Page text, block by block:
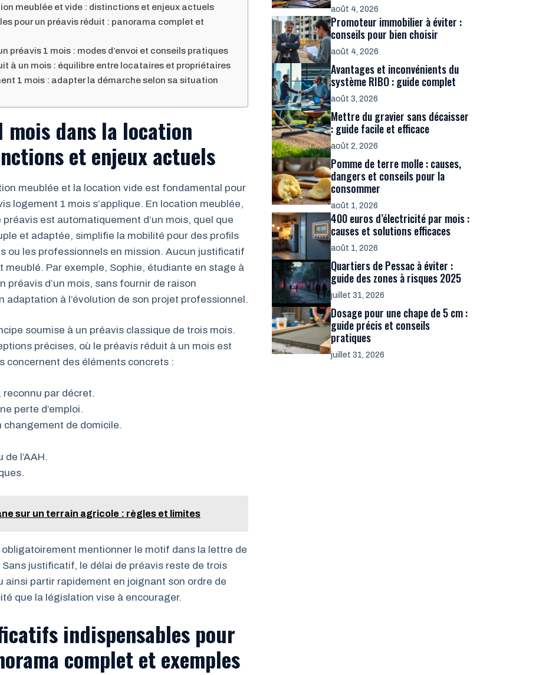
meublée et vide : distinctions et enjeux actuels
pour un préavis réduit : panorama complet et
préavis 1 mois : modes d’envoi et conseils pratiques
à un mois : équilibre entre locataires et propriétaires
1 mois : adapter la démarche selon sa situation
mois dans la location
et enjeux actuels
meublée et la location vide est fondamental pour
logement 1 mois s’applique. En location meublée,
est automatiquement d’un mois, quel que
et adaptée, simplifie la mobilité pour des profils
ou les professionnels en mission. Aucun justificatif
meublé. Par exemple, Sophie, étudiante en stage à
préavis d’un mois, sans fournir de raison
à l’évolution de son projet professionnel.
soumise à un préavis classique de trois mois.
précises, où le préavis réduit à un mois est
concernent des éléments concrets :
par décret.
perte d’emploi.
changement de domicile.
l’AAH.
sur un terrain agricole : règles et limites
mentionner le motif dans la lettre de
justificatif, le délai de préavis reste de trois
ainsi partir rapidement en joignant son ordre de
que la législation vise à encourager.
indispensables pour
complet et exemples
août 4, 2026
Promoteur immobilier à éviter :
conseils pour bien choisir
août 4, 2026
Avantages et inconvénients du
système RIBO : guide complet
août 3, 2026
Mettre du gravier sans décaisser
: guide facile et efficace
août 2, 2026
Pomme de terre molle : causes,
dangers et conseils pour la
consommer
août 1, 2026
400 euros d’électricité par mois :
causes et solutions efficaces
août 1, 2026
Quartiers de Pessac à éviter :
guide des zones à risques 2025
juillet 31, 2026
Dosage pour une chape de 5 cm :
guide précis et conseils
pratiques
juillet 31, 2026